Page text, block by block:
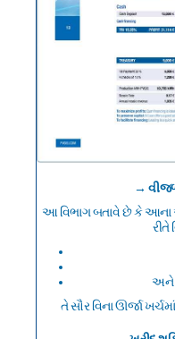
→
આ વિભાગ બતાવે છે કે આના
રીતે
અને
તે સૌર વિના ઊર્જા